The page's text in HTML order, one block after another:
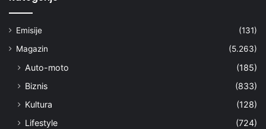
Emisije
(131)
Magazin
(5.263)
Auto-moto
(185)
Biznis
(833)
Kultura
(128)
Lifestyle
(724)